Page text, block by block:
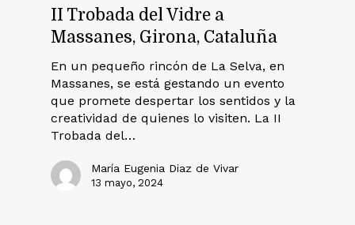
II Trobada del Vidre a
Massanes, Girona, Cataluña
En un pequeño rincón de La Selva, en
Massanes, se está gestando un evento
que promete despertar los sentidos y la
creatividad de quienes lo visiten. La II
Trobada del…
María Eugenia Diaz de Vivar
13 mayo, 2024